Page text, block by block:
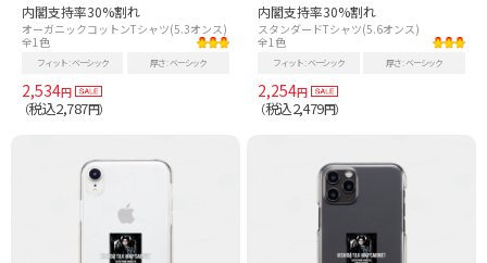
内閣支持率30%割れ
オーガニックコットンTシャツ(5.3オンス)
全1色
フィット ベーシック 厚さ ベーシック
2,534円
（税込2,787円）
内閣支持率30%割れ
スタンダードTシャツ(5.6オンス)
全1色
フィット ベーシック 厚さ ベーシック
2,254円
（税込2,479円）